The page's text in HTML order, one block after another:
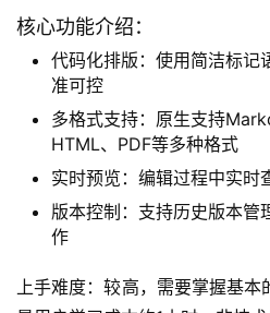
核心功能介绍：
代码化排版：使用简洁标记
准可控
多格式支持：原生支持
HTML、PDF等多种格式
实时预览：编辑过程中实时
版本控制：支持历史版本管
作
上手难度：较高，需要掌握基